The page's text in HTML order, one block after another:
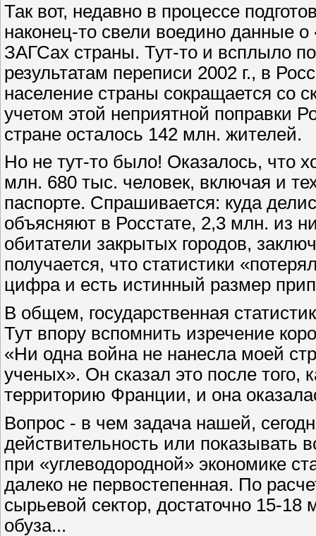
Так вот, недавно в процессе
наконец-то свели воедино данные о
ЗАГСах страны. Тут-то и всплыло
результатам переписи 2002 г., в
население страны сокращается со
учетом этой неприятной поправки
стране осталось 142 млн. жителей.
Но не тут-то было! Оказалось, что
млн. 680 тыс. человек, включая и
паспорте. Спрашивается: куда
объясняют в Росстате, 2,3 млн. из
обитатели закрытых городов,
получается, что статистики
цифра и есть истинный размер
В общем, государственная
Тут впору вспомнить изречение
«Ни одна война не нанесла моей
ученых». Он сказал это после того,
территорию Франции, и она
Вопрос - в чем задача нашей,
действительность или показывать
при «углеводородной» экономике
далеко не первостепенная. По
сырьевой сектор, достаточно 15-
обуза...